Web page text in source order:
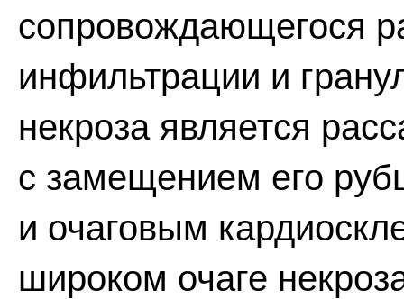
сопровождающегося
инфильтрации и
некроза является
с замещением его
и очаговым
широком очаге